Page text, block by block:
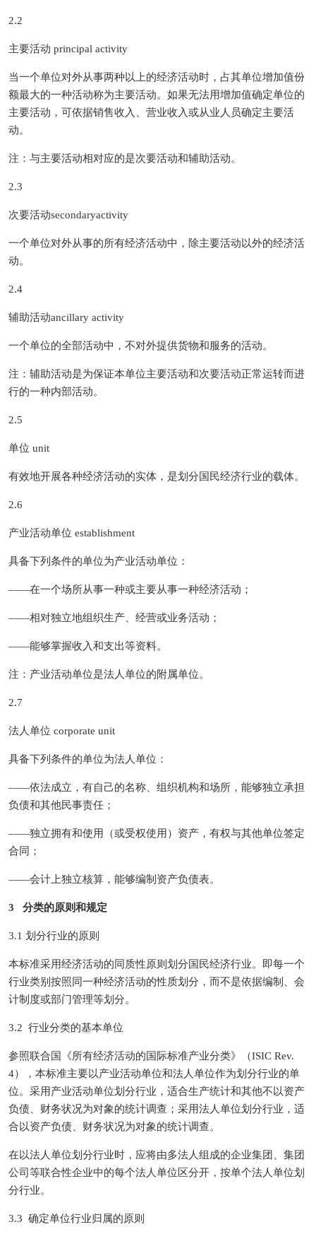
2.2
主要活动 principal activity
当一个单位对外从事两种以上的经济活动时，占其单位增加值份
额最大的一种活动称为主要活动。如果无法用增加值确定单位的
主要活动，可依据销售收入、营业收入或从业人员确定主要活
动。
注：与主要活动相对应的是次要活动和辅助活动。
2.3
次要活动secondaryactivity
一个单位对外从事的所有经济活动中，除主要活动以外的经济活
动。
2.4
辅助活动ancillary activity
一个单位的全部活动中，不对外提供货物和服务的活动。
注：辅助活动是为保证本单位主要活动和次要活动正常运转而进
行的一种内部活动。
2.5
单位 unit
有效地开展各种经济活动的实体，是划分国民经济行业的载体。
2.6
产业活动单位 establishment
具备下列条件的单位为产业活动单位：
——在一个场所从事一种或主要从事一种经济活动；
——相对独立地组织生产、经营或业务活动；
——能够掌握收入和支出等资料。
注：产业活动单位是法人单位的附属单位。
2.7
法人单位 corporate unit
具备下列条件的单位为法人单位：
——依法成立，有自己的名称、组织机构和场所，能够独立承担
负债和其他民事责任；
——独立拥有和使用（或受权使用）资产，有权与其他单位签定
合同；
——会计上独立核算，能够编制资产负债表。
3 分类的原则和规定
3.1 划分行业的原则
本标准采用经济活动的同质性原则划分国民经济行业。即每一个
行业类别按照同一种经济活动的性质划分，而不是依据编制、会
计制度或部门管理等划分。
3.2 行业分类的基本单位
参照联合国《所有经济活动的国际标准产业分类》（ISIC Rev.
4），本标准主要以产业活动单位和法人单位作为划分行业的单
位。采用产业活动单位划分行业，适合生产统计和其他不以资产
负债、财务状况为对象的统计调查；采用法人单位划分行业，适
合以资产负债、财务状况为对象的统计调查。
在以法人单位划分行业时，应将由多法人组成的企业集团、集团
公司等联合性企业中的每个法人单位区分开，按单个法人单位划
分行业。
3.3 确定单位行业归属的原则